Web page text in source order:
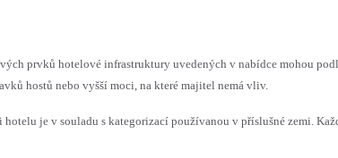
prvků hotelové infrastruktury uvedených v nabídce mohou
hostů nebo vyšší moci, na které majitel nemá vliv.
je v souladu s kategorizací používanou v příslušné zemi.